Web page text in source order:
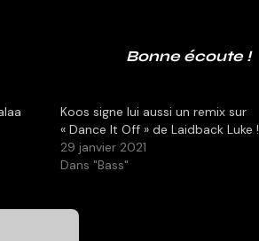
Bonne écoute !
Koos signe lui aussi un remix sur
« Dance It Off » de Laidback Luke !
29 janvier 2021
Dans "Bass"